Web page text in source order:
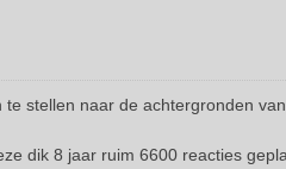
stellen naar de achtergronden
dik 8 jaar ruim 6600 reacties